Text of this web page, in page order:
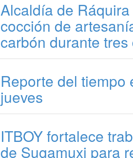
Alcaldía de
cocción de
carbón durante tres
Reporte del tiempo
jueves
ITBOY fortalece
de Sugamuxi para